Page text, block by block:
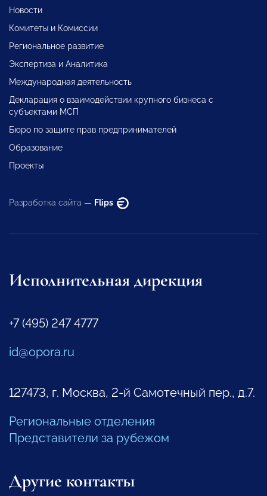
Новости
Комитеты и Комиссии
Региональное развитие
Экспертиза и Аналитика
Международная деятельность
Декларация о взаимодействии крупного бизнеса с
субъектами МСП
Бюро по защите прав предпринимателей
Образование
Проекты
Разработка сайта — Flips
Исполнительная дирекция
+7 (495) 247 4777
id@opora.ru
127473, г. Москва, 2-й Самотечный пер., д.7.
Региональные отделения
Представители за рубежом
Другие контакты